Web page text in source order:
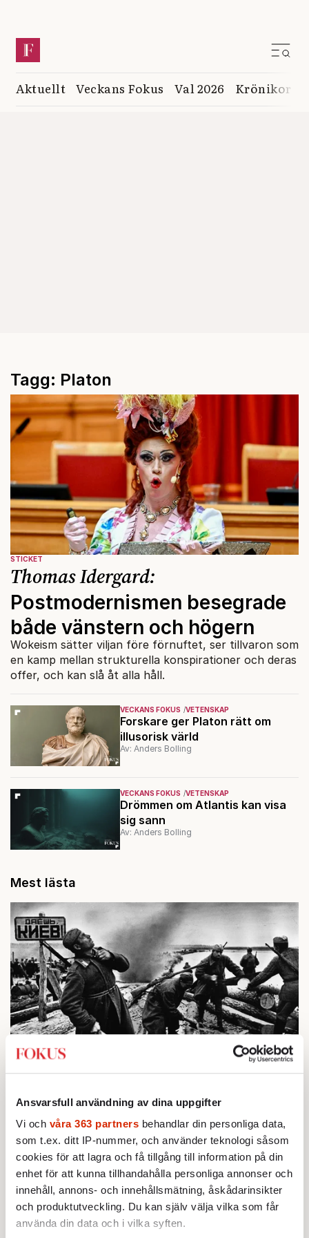
Ansvarsfull användning av dina uppgifter
Vi och våra 363 partners behandlar din personliga data,
som t.ex. ditt IP-nummer, och använder teknologi såsom
cookies för att lagra och få tillgång till information på din
enhet för att kunna tillhandahålla personliga annonser och
innehåll, annons- och innehållsmätning, åskådarinsikter
och produktutveckling. Du kan själv välja vilka som får
använda din data och i vilka syften.
Aktuellt Veckans Fokus Val 2026 Krönikor
Tagg: Platon
VECKANS FOKUS VETENSKAP
Forskare ger Platon rätt om
illusorisk värld
Av: Anders Bolling
VECKANS FOKUS VETENSKAP
Drömmen om Atlantis kan visa
sig sann
Av: Anders Bolling
STICKET
Thomas Idergard:
Postmodernismen besegrade
både vänstern och högern
Wokeism sätter viljan före förnuftet, ser tillvaron som
en kamp mellan strukturella konspirationer och deras
offer, och kan slå åt alla håll.
Mest lästa
1.Den röda tråden som brast
STICKET
2.
Sagan om den lågbegåvade
ursprungsbefolkningen i Filipstad
KRÖNIKA
3. Frans Wachtmeister:
Ja, AC är ett hot mot den
franska civilisationen
KRÖNIKA
4.Nina Lekander:På ”Kommunisthögskolan” drömde
alla om att vara arbetarklass
INRIKES
5.Vattenbristen är här – men var femte liter läcker